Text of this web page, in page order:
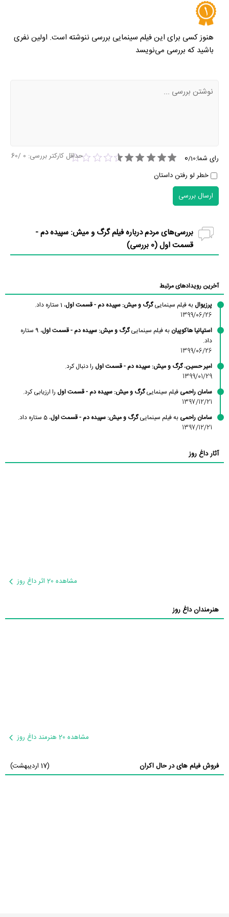
هنوز کسی برای این فیلم سینمایی بررسی ننوشته است. اولین نفری
باشید که بررسی می‌نویسد
رای شما: 0/10
خطر لو رفتن داستان
حداقل کارکتر بررسی: 0
/60
ارسال بررسی
بررسی‌های مردم درباره فیلم گرگ و میش: سپیده دم -
قسمت اول (0 بررسی)
آخرین رویدادهای مرتبط
پرزیوال به فیلم سینماییگرگ و میش: سپیده دم - قسمت اول، 1 ستاره داد.
1399/06/26
استپانیا هاکوپیان به فیلم سینماییگرگ و میش: سپیده دم - قسمت اول
، 9 ستاره
داد.
1399/06/26
امیر حسین،گرگ و میش: سپیده دم - قسمت اول را دنبال کرد.
1399/01/29
سامان راحمی فیلم سینماییگرگ و میش: سپیده دم - قسمت اول را ارزیابی کرد.
1397/12/21
سامان راحمی به فیلم سینماییگرگ و میش: سپیده دم - قسمت اول، 5 ستاره داد.
1397/12/21
آثار داغ روز
مشاهده 20 اثر داغ روز
هنرمندان داغ روز
مشاهده 20 هنرمند داغ روز
فروش فیلم های در حال اکران (17 اردیبهشت)